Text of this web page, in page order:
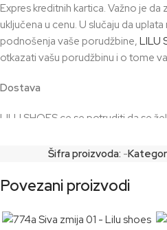
Expres kreditnih kartica. Važno je
uključena u cenu. U slučaju da
podnošenja vaše porudžbine, LILU
otkazati vašu porudžbinu i o tome
Dostava
LILU SHOES ce se potruditi da se
imamo na stanju. Za modele koji su
potreban za transport.
paket.
Šifra proizvoda: -
Povezani proizvodi